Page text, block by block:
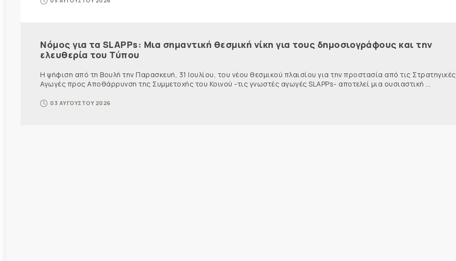
Νόμος για τα SLAPPs: Μια σημαντική θεσμική νίκη για τους δημοσιογράφους και την
ελευθερία του Τύπου
Η ψήφιση από τη Βουλή την Παρασκευή, 31 Ιουλίου, του νέου θεσμικού πλαισίου για την προστασία από τις Στρατηγικές
Αγωγές προς Αποθάρρυνση της Συμμετοχής του Κοινού -τις γνωστές αγωγές SLAPPs- αποτελεί μια ουσιαστική ...
03 ΑΥΓΟΥΣΤΟΥ 2026